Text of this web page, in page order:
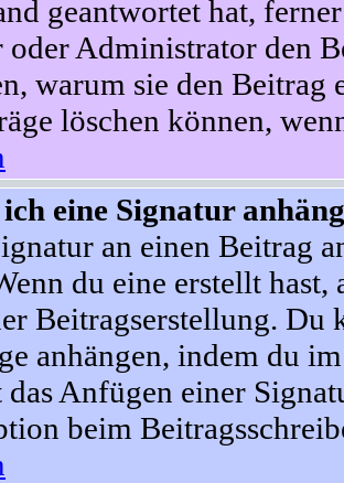
geantwortet hat,
Administrator den
warum sie den Beitrag
löschen können,
eine Signatur
an einen Beitrag
du eine erstellt
Beitragserstellung. Du
anhängen, indem du
das Anfügen einer
beim